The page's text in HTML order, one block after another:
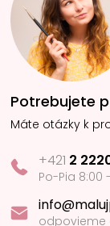
Potrebujete
Máte otázky k
+421 2
Po-Pia 8:00
odpovieme